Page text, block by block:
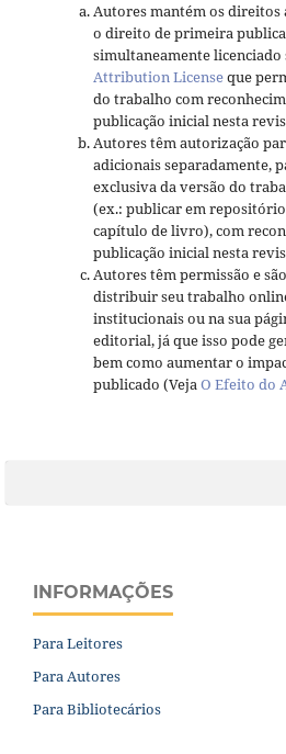
Autores mantém os direitos
o direito de primeira
simultaneamente licenciado
Attribution Licenseque
do trabalho com
publicação inicial nesta
Autores têm autorização
adicionais separadamente,
exclusiva da versão do
(ex.: publicar em
capítulo de livro), com
publicação inicial nesta
Autores têm permissão e
distribuir seu trabalho
institucionais ou na sua
editorial, já que isso pode
bem como aumentar o
publicado (VejaO Efeito do
INFORMAÇÕES
Para Leitores
Para Autores
Para Bibliotecários